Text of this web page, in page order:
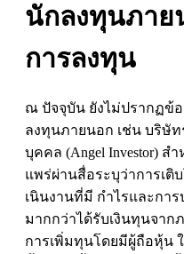
นักลงทุนภาย
การลงทุน
ณ ปัจจุบัน ยังไม่ปรากฏข้
ลงทุนภายนอก เช่น บริษั
บุคคล (Angel Investor) สํา
แพร่ผ่านสื่อระบุว่าการเติ
เนินงานที่มี กําไรและการ
มากกว่าได้รับเงินทุนจาก
การเพิ่มทุนโดยมีผู้ถือหุ้น